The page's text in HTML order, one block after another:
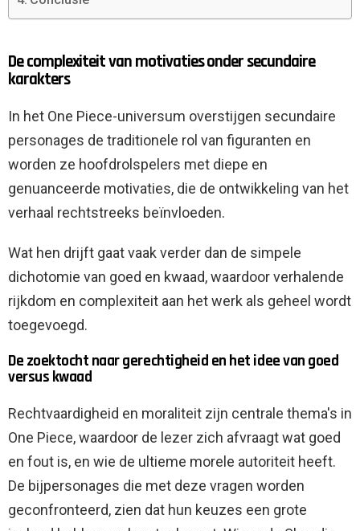
De complexiteit van motivaties onder secundaire
karakters
In het One Piece-universum overstijgen secundaire
personages de traditionele rol van figuranten en
worden ze hoofdrolspelers met diepe en
genuanceerde motivaties, die de ontwikkeling van het
verhaal rechtstreeks beïnvloeden.
Wat hen drijft gaat vaak verder dan de simpele
dichotomie van goed en kwaad, waardoor verhalende
rijkdom en complexiteit aan het werk als geheel wordt
toegevoegd.
De zoektocht naar gerechtigheid en het idee van goed
versus kwaad
Rechtvaardigheid en moraliteit zijn centrale thema's in
One Piece, waardoor de lezer zich afvraagt ​​wat goed
en fout is, en wie de ultieme morele autoriteit heeft.
De bijpersonages die met deze vragen worden
geconfronteerd, zien dat hun keuzes een grote